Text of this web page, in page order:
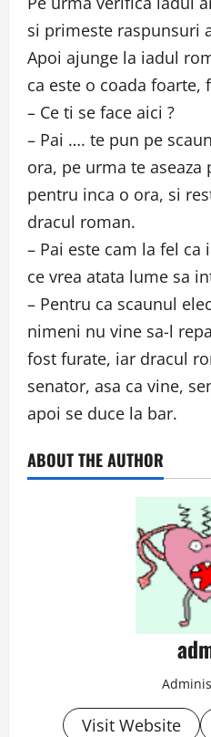
si primeste raspunsuri
Apoi ajunge la iadul
ca este o coada
– Ce ti se face aici ?
– Pai …. te pun pe
ora, pe urma te aseaza
pentru inca o ora, si
dracul roman.
– Pai este cam la fel
ce vrea atata lume sa
– Pentru ca scaunul
nimeni nu vine sa-l
fost furate, iar dracul
senator, asa ca vine,
apoi se duce la bar.
ABOUT THE AUTHOR
Visit Website